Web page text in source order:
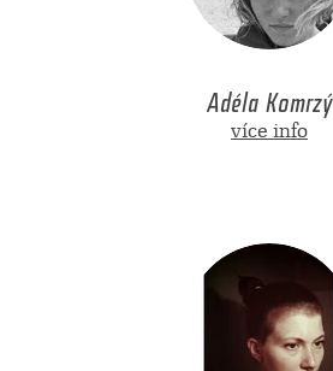
Adéla Komrzý
více info